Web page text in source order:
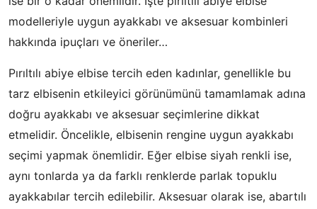
modelleriyle uygun ayakkabı ve aksesuar kombinleri
hakkında ipuçları ve öneriler…
Pırıltılı abiye elbise tercih eden kadınlar, genellikle bu
tarz elbisenin etkileyici görünümünü tamamlamak adına
doğru ayakkabı ve aksesuar seçimlerine dikkat
etmelidir. Öncelikle, elbisenin rengine uygun ayakkabı
seçimi yapmak önemlidir. Eğer elbise siyah renkli ise,
aynı tonlarda ya da farklı renklerde parlak topuklu
ayakkabılar tercih edilebilir. Aksesuar olarak ise, abartılı